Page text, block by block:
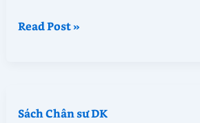
Vận
Gia
Read Post »
Sách Chân sư DK